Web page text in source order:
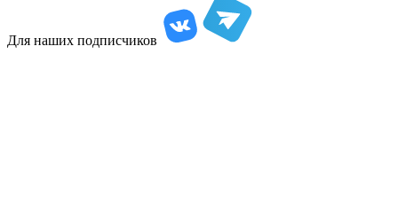
Для наших подписчиков